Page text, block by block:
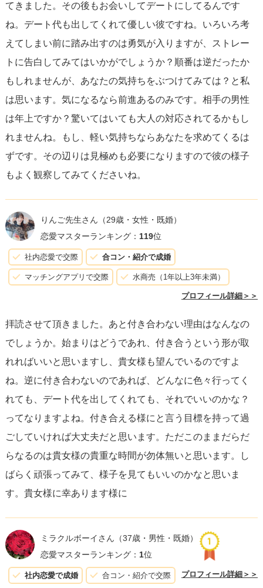
彼がデート代を出してくれるなど、ある程度の関心や好意
は感じられますが、それが恋愛関係に発展するかどうか
は、彼の恋愛に対する価値観や現在の心情にも左右されま
す。ただ、 体の関係を持ったからといって、付き合うこと
が難しいわけではありません。
重要なのは、あなたがどのような関係を望んでいるかを自
己確認し、彼とのコミュニケーションを通じてお互いの想
いを理解し合うこと。後悔にとらわれることなく、前向き
に二人の関係を築いていく勇気を持ってください。
てきました。その後もお会いしてデートにしてるんです
ね。デート代も出してくれて優しい彼ですね。いろいろ考
えてしまい前に踏み出すのは勇気が入りますが、ストレー
トに告白してみてはいかがでしょうか？順番は逆だったか
もしれませんが、あなたの気持ちをぶつけてみては？と私
は思います。気になるなら前進あるのみです。相手の男性
は年上ですか？驚いてはいても大人の対応されてるかもし
れませんね。もし、軽い気持ちならあなたを求めてくるは
ずです。その辺りは見極めも必要になりますので彼の様子
もよく観察してみてくださいね。
りんご先生さん （29歳・女性・既婚）
恋愛マスターランキング： 119位
社内恋愛で交際 合コン・紹介で成婚
マッチングアプリで交際 水商売（1年以上3年未満）
プロフィール詳細＞＞
拝読させて頂きました。あと付き合わない理由はなんなの
でしょうか。始まりはどうであれ、付き合うという形が取
れればいいと思いますし、貴女様も望んでいるのですよ
ね。逆に付き合わないのであれば、どんなに色々行ってく
れても、デート代を出してくれても、それでいいのかな？
ってなりますよね。付き合える様にと言う目標を持って過
ごしていければ大丈夫だと思います。ただこのままだらだ
らなるのは貴女様の貴重な時間が勿体無いと思います。し
ばらく頑張ってみて、様子を見てもいいのかなと思いま
す。貴女様に幸あります様に
ミラクルボーイさん （37歳・男性・既婚）
恋愛マスターランキング： 1位
社内恋愛で成婚 合コン・紹介で交際 プロフィール詳細＞＞